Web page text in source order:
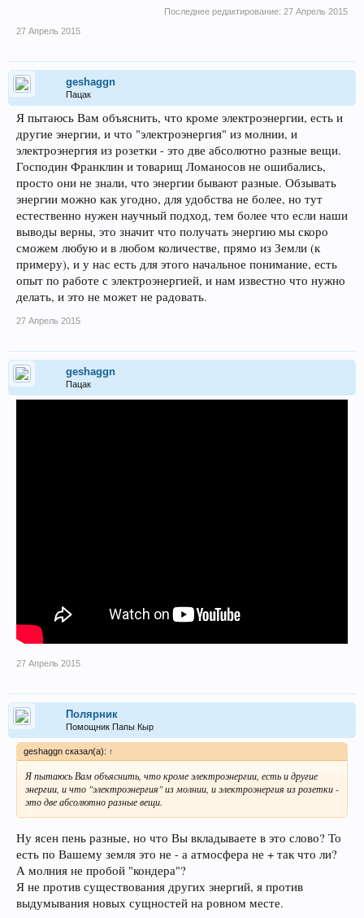
Последнее редактирование: 27 Апрель 2015
27 Апрель 2015
geshaggn
Пацак
Я пытаюсь Вам объяснить, что кроме электроэнергии, есть и
другие энергии, и что "электроэнергия" из молнии, и
электроэнергия из розетки - это две абсолютно разные вещи.
Господин Франклин и товарищ Ломаносов не ошибались,
просто они не знали, что энергии бывают разные. Обзывать
энергии можно как угодно, для удобства не более, но тут
естественно нужен научный подход, тем более что если наши
выводы верны, это значит что получать энергию мы скоро
сможем любую и в любом количестве, прямо из Земли (к
примеру), и у нас есть для этого начальное понимание, есть
опыт по работе с электроэнергией, и нам известно что нужно
делать, и это не может не радовать.
27 Апрель 2015
geshaggn
Пацак
27 Апрель 2015
Полярник
Помощник Папы Кыр
geshaggn сказал(а): ↑
Я пытаюсь Вам объяснить, что кроме электроэнергии, есть и другие
энергии, и что "электроэнергия" из молнии, и электроэнергия из розетки -
это две абсолютно разные вещи.
Ну ясен пень разные, но что Вы вкладываете в это слово? То
есть по Вашему земля это не - а атмосфера не + так что ли?
А молния не пробой "кондера"?
Я не против существования других энергий, я против
выдумывания новых сущностей на ровном месте.